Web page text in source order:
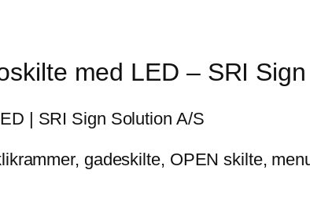
med LED – SRI
| SRI Sign Solution A/S
gadeskilte, OPEN skilte,